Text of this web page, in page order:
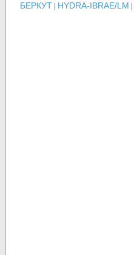
БЕРКУТ HYDRA-IBRAE/LM